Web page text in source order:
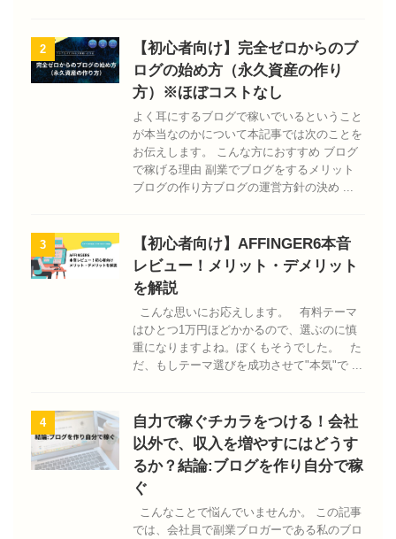
2
【初心者向け】完全ゼロからのブ
ログの始め方（永久資産の作り
方）※ほぼコストなし
よく耳にするブログで稼いでいるということ
が本当なのかについて本記事では次のことを
お伝えします。 こんな方におすすめ ブログ
で稼げる理由 副業でブログをするメリット
ブログの作り方ブログの運営方針の決め ...
3
【初心者向け】AFFINGER6本音
レビュー！メリット・デメリット
を解説
こんな思いにお応えします。 有料テーマ
はひとつ1万円ほどかかるので、選ぶのに慎
重になりますよね。ぼくもそうでした。 た
だ、もしテーマ選びを成功させて"本気"で ...
4
自力で稼ぐチカラをつける！会社
以外で、収入を増やすにはどうす
るか？結論:ブログを作り自分で稼
ぐ
こんなことで悩んでいませんか。 この記事
では、会社員で副業ブロガーである私のブロ